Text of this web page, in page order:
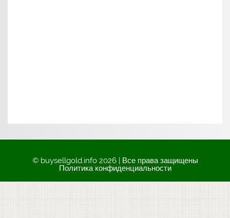
© buysellgold.info 2026 | Все права защищены
Политика конфиденциальности